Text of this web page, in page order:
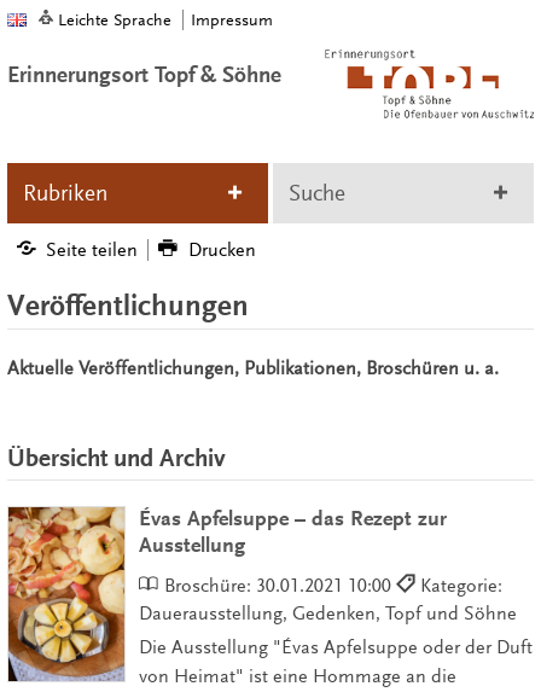
Leichte Sprache Impressum
Erinnerungsort Topf & Söhne
Rubriken Suche
Seite teilen Drucken
Veröffentlichungen
Aktuelle Veröffentlichungen, Publikationen, Broschüren u. a.
Übersicht und Archiv
Évas Apfelsuppe – das Rezept zur
Ausstellung
Broschüre: 30.01.2021 10:00
Kategorie:
Dauerausstellung, Gedenken, Topf und Söhne
Die Ausstellung "Évas Apfelsuppe oder der Duft
von Heimat" ist eine Hommage an die